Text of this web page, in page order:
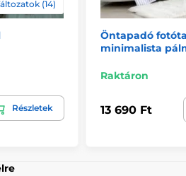
fotótapéták
esetén a minta az adott
előfordulhat, hogy annak egy
a méret kiválasztásával
megjelenést. A tapéták itt is
állnak.
(3 csík),
(14)
Részletek
Öntapadó
minimalista
Raktáron
13 690 Ft